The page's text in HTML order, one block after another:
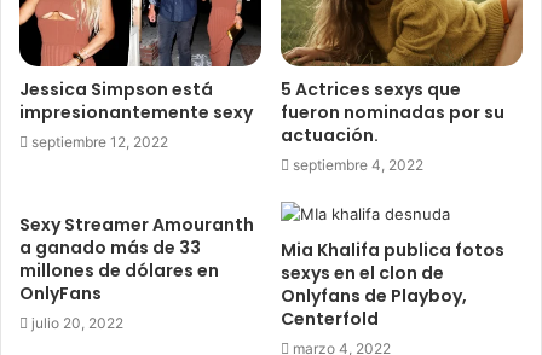
Jessica Simpson está
impresionantemente sexy
septiembre 12, 2022
5 Actrices sexys que
fueron nominadas por su
actuación.
septiembre 4, 2022
Sexy Streamer Amouranth
a ganado más de 33
millones de dólares en
OnlyFans
julio 20, 2022
Mia Khalifa publica fotos
sexys en el clon de
Onlyfans de Playboy,
Centerfold
marzo 4, 2022